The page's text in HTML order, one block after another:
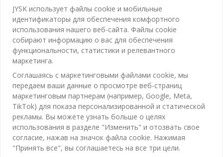
Категории
Спальня
Ванная
Кабинет
Гостиная
Столовая
Хранение
Шторы
Отдел обслуживания клиентов
Контакты службы поддержки клиентов
Магазины и часы работы
Акции
Пользовательское соглашение
Гарантия цены
JYSK
Про JYSK
JYSK.com
Пресса
Вакансии
ОФИС
TAROL-DD S.R.L. ул.Юбилейная, 41A мун. Кишинёв,
Республика Молдова
JYSK ОБСЛУЖИВАНИЕ КЛИЕНТОВ
Контактный центр для клиентов
Телефон: 022 022 030
Следите за Jysk
JYSK использует файлы cookie и мобильные
идентификаторы для обеспечения комфортного
использования нашего веб-сайта. Файлы cookie
собирают информацию о вас для обеспечения
функциональности, статистики и релевантного
маркетинга.
Соглашаясь с маркетинговыми файлами cookie, мы
передаем ваши данные о просмотре веб-страниц
маркетинговым партнерам (например, Google, Meta,
TikTok) для показа персонализированной и статической
рекламы. Вы можете узнать больше о целях
использования в разделе "Изменить" и отозвать свое
согласие, нажав на значок файла cookie. Нажимая
"Принять все", вы соглашаетесь на все три цели.